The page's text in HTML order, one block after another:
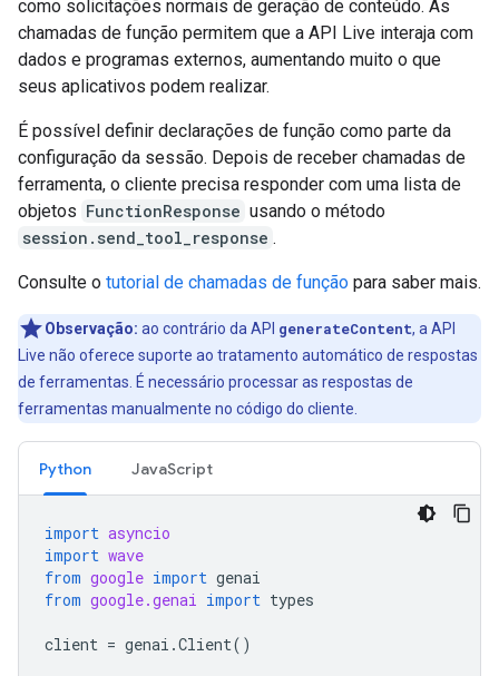
como solicitações normais de geração de conteúdo. As
chamadas de função permitem que a API Live interaja com
dados e programas externos, aumentando muito o que
seus aplicativos podem realizar.
É possível definir declarações de função como parte da
configuração da sessão. Depois de receber chamadas de
ferramenta, o cliente precisa responder com uma lista de
objetos FunctionResponse usando o método
session.send_tool_response .
Consulte o tutorial de chamadas de função para saber mais.
Observação: ao contrário da API generateContent, a API
Live não oferece suporte ao tratamento automático de respostas
de ferramentas. É necessário processar as respostas de
ferramentas manualmente no código do cliente.
Python JavaScript
import asyncio
import wave
from google import genai
from google.genai import types
client = genai .Client()